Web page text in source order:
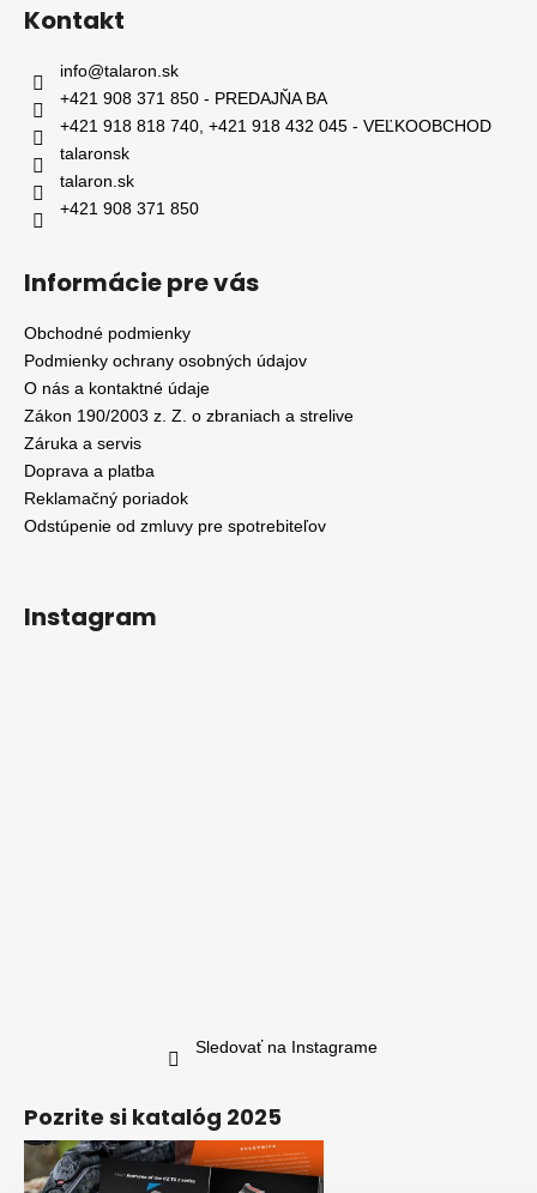
Kontakt
info@talaron.sk
+421 908 371 850 - PREDAJŇA BA
+421 918 818 740, +421 918 432 045 - VEĽKOOBCHOD
talaronsk
talaron.sk
+421 908 371 850
Informácie pre vás
Obchodné podmienky
Podmienky ochrany osobných údajov
O nás a kontaktné údaje
Zákon 190/2003 z. Z. o zbraniach a strelive
Záruka a servis
Doprava a platba
Reklamačný poriadok
Odstúpenie od zmluvy pre spotrebiteľov
Instagram
Sledovať na Instagrame
Pozrite si katalóg 2025